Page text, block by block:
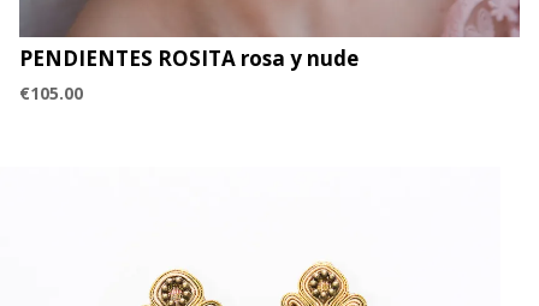
PENDIENTES ROSITA rosa y nude
€105.00